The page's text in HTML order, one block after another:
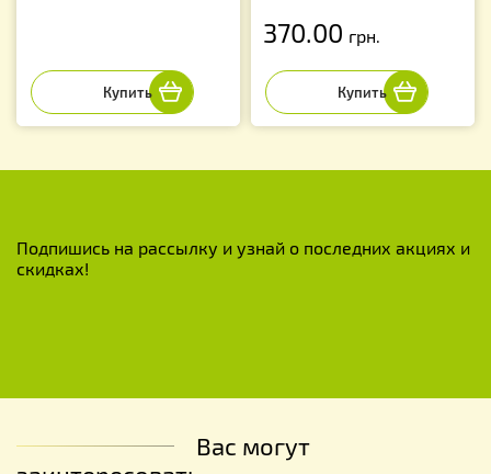
370.00 грн.
Подпишись на рассылку и узнай о последних акциях и
скидках!
Вас могут